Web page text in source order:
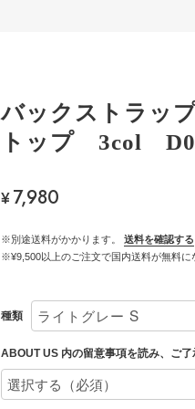
バックストラッ
トップ 3col
¥7,980
※別途送料がかかります。
送料を確認する
※¥9,500以上のご注文で国内送料が無料に
種類
ABOUT US 内の留意事項を読み、ご